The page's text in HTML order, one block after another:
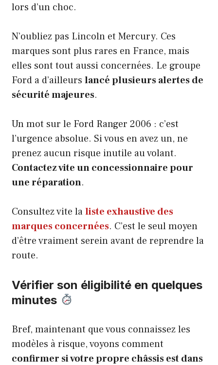
lors d’un choc.
N’oubliez pas Lincoln et Mercury. Ces
marques sont plus rares en France, mais
elles sont tout aussi concernées. Le groupe
Ford a d’ailleurs lancé plusieurs alertes de
sécurité majeures.
Un mot sur le Ford Ranger 2006 : c’est
l’urgence absolue. Si vous en avez un, ne
prenez aucun risque inutile au volant.
Contactez vite un concessionnaire pour
une réparation.
Consultez vite laliste exhaustive des
marques concernées. C’est le seul moyen
d’être vraiment serein avant de reprendre la
route.
Vérifier son éligibilité en quelques
minutes
Bref, maintenant que vous connaissez les
modèles à risque, voyons comment
confirmer si votre propre châssis est dans